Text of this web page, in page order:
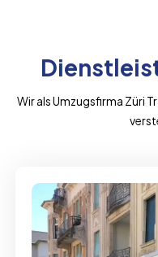
Wir als Umzugsfirma Züri